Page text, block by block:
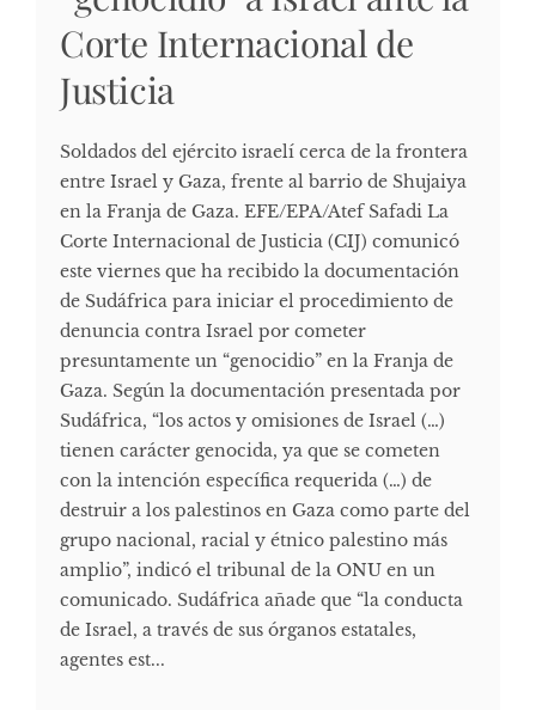
Corte Internacional de
Justicia
Soldados del ejército israelí cerca de la frontera
entre Israel y Gaza, frente al barrio de Shujaiya
en la Franja de Gaza. EFE/EPA/Atef Safadi La
Corte Internacional de Justicia (CIJ) comunicó
este viernes que ha recibido la documentación
de Sudáfrica para iniciar el procedimiento de
denuncia contra Israel por cometer
presuntamente un “genocidio” en la Franja de
Gaza. Según la documentación presentada por
Sudáfrica, “los actos y omisiones de Israel (…)
tienen carácter genocida, ya que se cometen
con la intención específica requerida (…) de
destruir a los palestinos en Gaza como parte del
grupo nacional, racial y étnico palestino más
amplio”, indicó el tribunal de la ONU en un
comunicado. Sudáfrica añade que “la conducta
de Israel, a través de sus órganos estatales,
agentes est...